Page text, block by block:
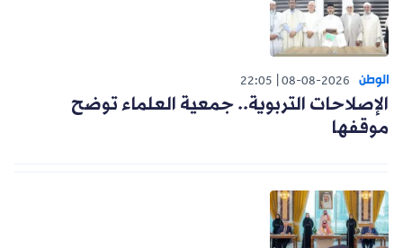
الوطن 08-08-2026
22:05
الإصلاحات التربوية.. جمعية العلماء توضح
موقفها